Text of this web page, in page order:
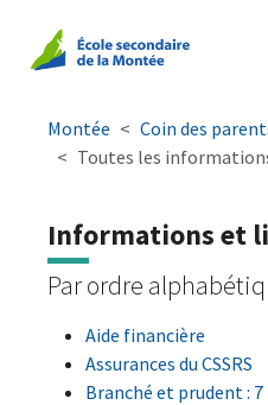
Montée
Coin des
Toutes les
Informations et
Par ordre
Aide financière
Assurances du CSSRS
Branché et prudent :